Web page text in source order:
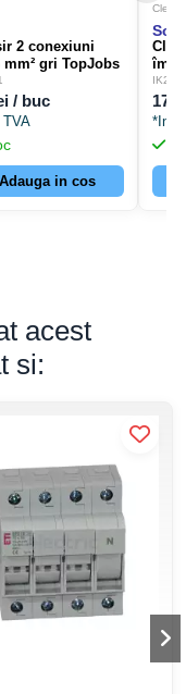
2 conexiuni
mm² gri TopJobs
Wago 2216-1201
/ buc
TVA
Adauga in cos
Cleme
HTE
In
acest
si: